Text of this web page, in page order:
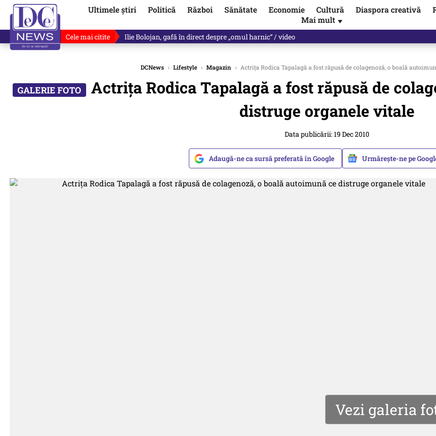
Ultimele știri Politică Război Sănătate Economie Cultură Diaspora creativă
Mai mult ▼
Cele mai citite Ilie Bolojan, gafă în direct despre „omul harnic“ / video
DCNews › Lifestyle › Magazin › Actriţa Rodica Tapalagă a fost răpusă de colagenoză, o boală
Actriţa Rodica Tapalagă a fost răpusă de
distruge organele vitale
Data publicării: 19 Dec 2010
Adaugă-ne ca sursă preferată în Google Urmărește-ne pe
Vezi galeria